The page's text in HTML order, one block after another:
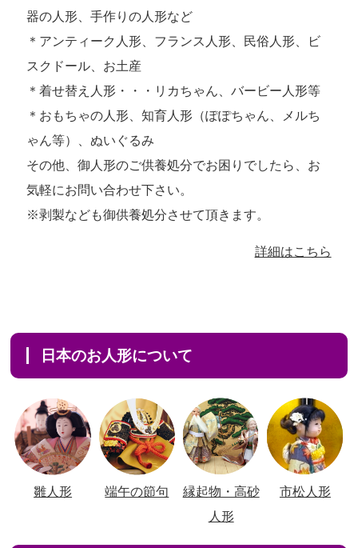
器の人形、手作りの人形など
＊アンティーク人形、フランス人形、民俗人形、ビ
スクドール、お土産
＊着せ替え人形・・・リカちゃん、バービー人形等
＊おもちゃの人形、知育人形（ぽぽちゃん、メルち
ゃん等）、ぬいぐるみ
その他、御人形のご供養処分でお困りでしたら、お
気軽にお問い合わせ下さい。
※剥製なども御供養処分させて頂きます。
詳細はこちら
日本のお人形について
雛人形 端午の節句
縁起物・高砂
人形
市松人形